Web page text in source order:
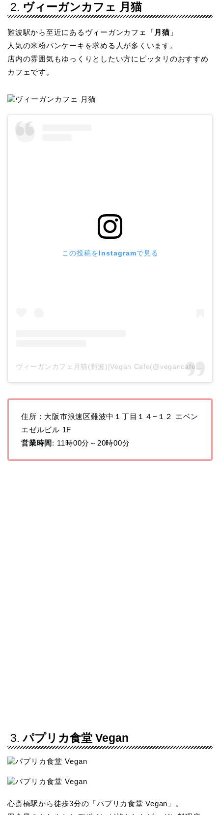
2. ヴィーガンカフェ 月猫
難波駅から至近にあるヴィーガンカフェ「月猫」
人気の米粉パンケーキを求める人が多くいます。
店内の雰囲気もゆっくりとしたい方にピッタリのおすすめ
カフェです。
この投稿をInstagramで見る
住所：大阪市浪速区難波中１丁目１４−１２ エベン
エゼルビル 1F
営業時間 : 11時00分～20時00分
3.パプリカ食堂 Vegan
心斎橋駅から徒歩3分の「パプリカ食堂 Vegan」。